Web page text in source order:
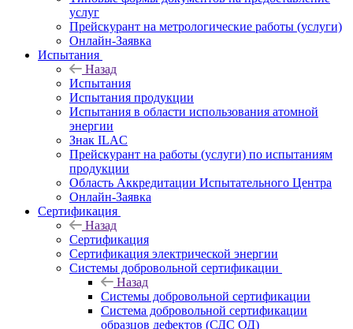
услуг
Прейскурант на метрологические работы (услуги)
Онлайн-Заявка
Испытания
Назад
Испытания
Испытания продукции
Испытания в области использования атомной
энергии
Знак ILAC
Прейскурант на работы (услуги) по испытаниям
продукции
Область Аккредитации Испытательного Центра
Онлайн-Заявка
Сертификация
Назад
Сертификация
Сертификация электрической энергии
Системы добровольной сертификации
Назад
Системы добровольной сертификации
Система добровольной сертификации
образцов дефектов (СДС ОД)